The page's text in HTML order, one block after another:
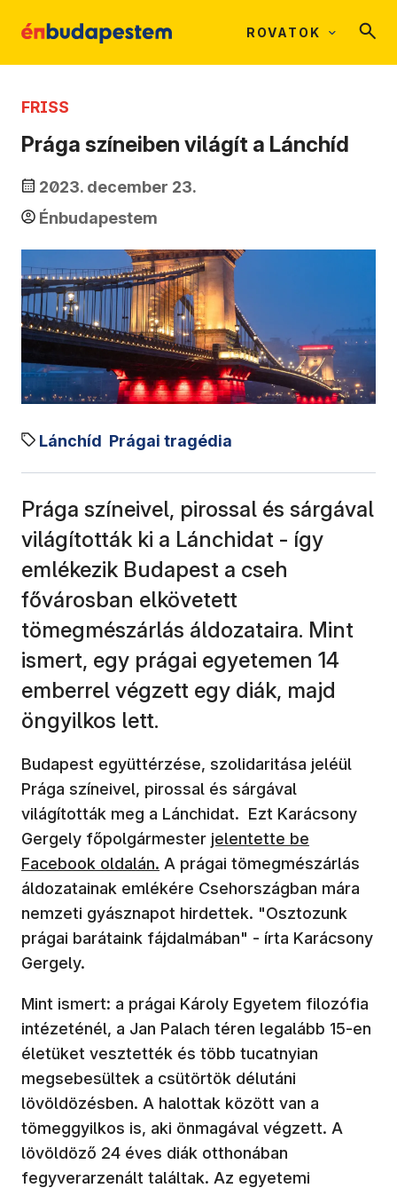
ROVATOK
FRISS
Prága színeiben világít a Lánchíd
2023. december 23.
Énbudapestem
Lánchíd Prágai tragédia
Prága színeivel, pirossal és sárgával
világították ki a Lánchidat - így
emlékezik Budapest a cseh
fővárosban elkövetett
tömegmészárlás áldozataira. Mint
ismert, egy prágai egyetemen 14
emberrel végzett egy diák, majd
öngyilkos lett.
Budapest együttérzése, szolidaritása jeléül
Prága színeivel, pirossal és sárgával
világították meg a Lánchidat. Ezt Karácsony
Gergely főpolgármester jelentette be
Facebook oldalán. A prágai tömegmészárlás
áldozatainak emlékére Csehországban mára
nemzeti gyásznapot hirdettek. "Osztozunk
prágai barátaink fájdalmában" - írta Karácsony
Gergely.
Mint ismert: a prágai Károly Egyetem filozófia
intézeténél, a Jan Palach téren legalább 15-en
életüket vesztették és több tucatnyian
megsebesültek a csütörtök délutáni
lövöldözésben. A halottak között van a
tömeggyilkos is, aki önmagával végzett. A
lövöldöző 24 éves diák otthonában
fegyverarzenált találtak. Az egyetemi